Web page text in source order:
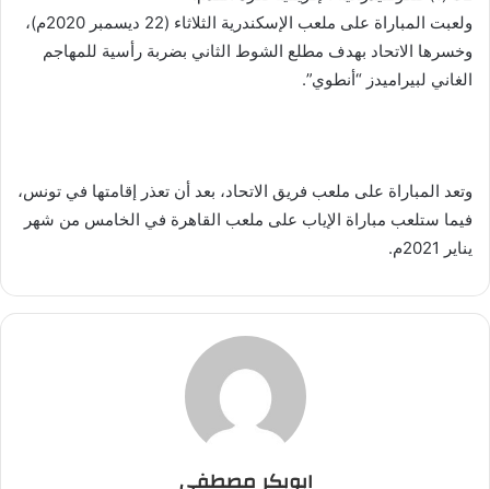
ا
ولعبت المباراة على ملعب الإسكندرية الثلاثاء (22 ديسمبر 2020م)،
وخسرها الاتحاد بهدف مطلع الشوط الثاني بضربة رأسية للمهاجم
الغاني لبيراميدز “أنطوي”.
وتعد المباراة على ملعب فريق الاتحاد، بعد أن تعذر إقامتها في تونس،
فيما ستلعب مباراة الإياب على ملعب القاهرة في الخامس من شهر
يناير 2021م.